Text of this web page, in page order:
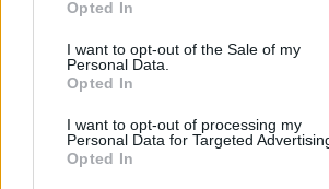
use your data for below specified
consent section.
Opted In
I want to opt-out of the Sale of my
Personal Data.
Opted In
I want to opt-out of processing my
Personal Data for Targeted
Opted In
Jertek szomszédok a keblünkre!
És most elnézést előre is a
a következő kép tárul elém:
jön az ukrán bajnok, egy pár
középcsapat, az erős Slohokejes és
csapatok! Rögtön lenne erős
nyugati és keleti csoporttal. Talán